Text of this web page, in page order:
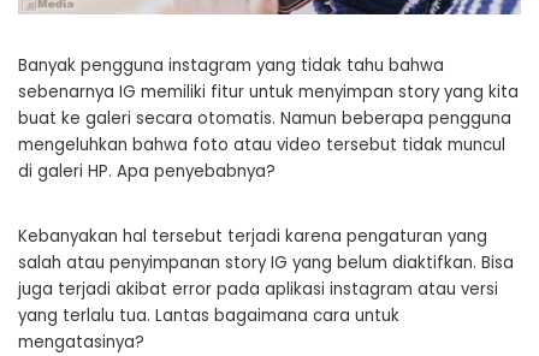
Banyak pengguna instagram yang tidak tahu bahwa
sebenarnya IG memiliki fitur untuk menyimpan story yang kita
buat ke galeri secara otomatis. Namun beberapa pengguna
mengeluhkan bahwa foto atau video tersebut tidak muncul
di galeri HP. Apa penyebabnya?
Kebanyakan hal tersebut terjadi karena pengaturan yang
salah atau penyimpanan story IG yang belum diaktifkan. Bisa
juga terjadi akibat error pada aplikasi instagram atau versi
yang terlalu tua. Lantas bagaimana cara untuk
mengatasinya?